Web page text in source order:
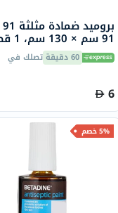
91 سم × 130 سم، 1 قطعة
60 دقيقة تصلك في
6
5% خصم